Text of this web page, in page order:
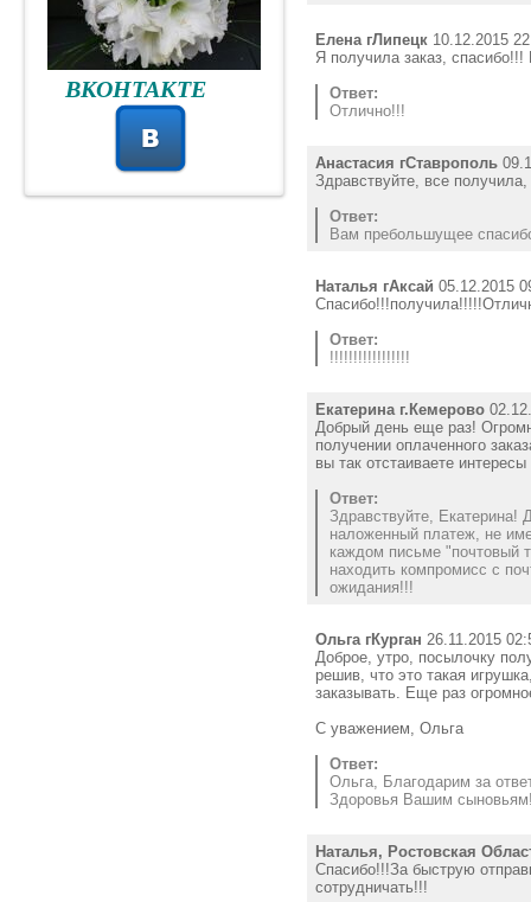
Елена гЛипецк 10.12.2015
Я получила заказ,
Ответ:
Отлично!!!
Анастасия гСтаврополь
Здравствуйте, все
Ответ:
Вам пребольшущее
Наталья гАксай 05.12.2015
Ответ:
!!!!!!!!!!!!!!!!!
Екатерина г.Кемерово
Добрый день еще раз!
получении оплаченного
вы так отстаиваете
Ответ:
Здравствуйте, Екатерина!
наложенный платеж, не
каждом письме "почтовый
находить компромисс с
ожидания!!!
Ольга гКурган 26.11.2015
Доброе, утро, посылочку
решив, что это такая
заказывать. Еще раз
С уважением, Ольга
Ответ:
Ольга, Благодарим за
Здоровья Вашим
Наталья, Ростовская
Спасибо!!!За быструю
сотрудничать!!!
ВКОНТАКТЕ